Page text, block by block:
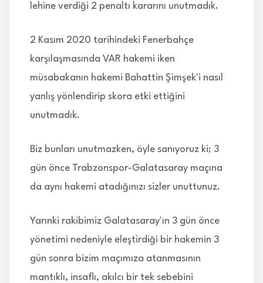
lehine verdiği 2 penaltı kararını unutmadık.
2 Kasım 2020 tarihindeki Fenerbahçe
karşılaşmasında VAR hakemi iken
müsabakanın hakemi Bahattin Şimşek'i nasıl
yanlış yönlendirip skora etki ettiğini
unutmadık.
Biz bunları unutmazken, öyle sanıyoruz ki; 3
gün önce Trabzonspor-Galatasaray maçına
da aynı hakemi atadığınızı sizler unuttunuz.
Yarınki rakibimiz Galatasaray'ın 3 gün önce
yönetimi nedeniyle eleştirdiği bir hakemin 3
gün sonra bizim maçımıza atanmasının
mantıklı, insaflı, akılcı bir tek sebebini